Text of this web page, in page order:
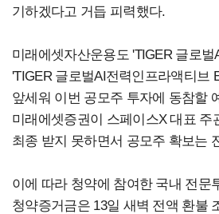
기하겠다고 거듭 피력했다.
미래에셋자산운용도 'TIGER 글로벌
'TIGER 글로벌AI전력인프라액티브
앞세워 이번 공모주 투자에 동참할
미래에셋증권이 스페이스X 대표 주
최종 받지 못하면서 공모주 확보는
이에 따라 청약에 참여한 국내 전문
청약증거금은 13일 새벽 전액 환불